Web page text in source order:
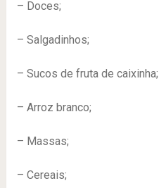
– Doces;
– Salgadinhos;
– Sucos de fruta de caixinha;
– Arroz branco;
– Massas;
– Cereais;